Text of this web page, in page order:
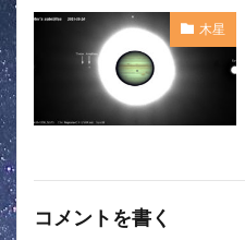
木星
コメントを書く